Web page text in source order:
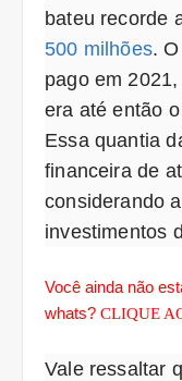
bateu recorde
500 milhões.
pago em
era até então
Essa quantia
financeira de
considerando
investimentos
Você ainda não
whats? CLIQUE
Vale ressaltar